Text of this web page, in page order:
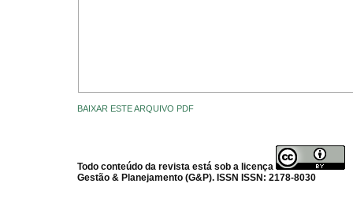
BAIXAR ESTE ARQUIVO PDF
Todo conteúdo da revista está sob a licença
Gestão & Planejamento (G&P). ISSN ISSN: 2178-8030